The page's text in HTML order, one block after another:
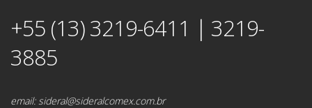
+55 (13) 3219-6411 | 3219-
3885
email:sideral@sideralcomex.com.br